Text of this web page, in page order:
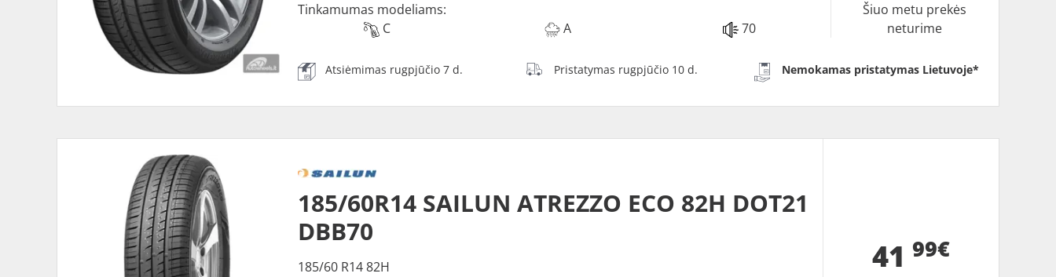
Tinkamumas modeliams:
C
A 70
Šiuo metu prekės
neturime
Atsiėmimas rugpjūčio 7 d. Pristatymas rugpjūčio 10 d. Nemokamas pristatymas Lietuvoje*
185/60R14 SAILUN ATREZZO ECO 82H DOT21
DBB70
185/60 R14 82H
4199€